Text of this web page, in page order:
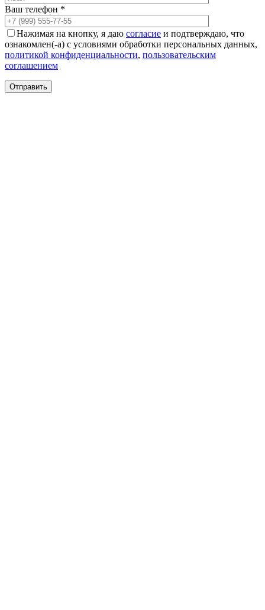
Ваш телефон *
Нажимая на кнопку, я даю согласие и подтверждаю, что
ознакомлен(-а) с условиями обработки персональных данных,
политикой конфиденциальности, пользовательским
соглашением